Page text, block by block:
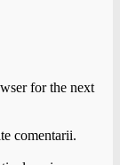
for the next
comentarii.